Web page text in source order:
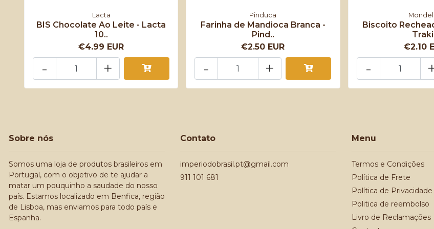
Lacta
BIS Chocolate Ao Leite - Lacta
10..
€4.99 EUR
+
-
Pinduca
Farinha de Mandioca Branca -
Pind..
€2.50 EUR
+
-
Biscoito
€2.10
-
Sobre nós
Somos uma loja de produtos brasileiros em
Portugal, com o objetivo de te ajudar a
matar um pouquinho a saudade do nosso
país. Estamos localizado em Benfica, região
de Lisboa, mas enviamos para todo país e
Espanha.
Contato
imperiodobrasil.pt@gmail.com
911 101 681
Menu
Termos e Condições
Política de Frete
Política de Privacidade
Politica de reembolso
Livro de Reclamações